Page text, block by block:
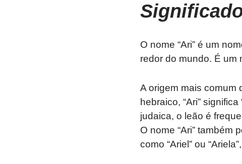
O nome “Ari” é um
redor do mundo. É um
A origem mais comum
hebraico, “Ari”
judaica, o leão é
O nome “Ari” também
como “Ariel” ou